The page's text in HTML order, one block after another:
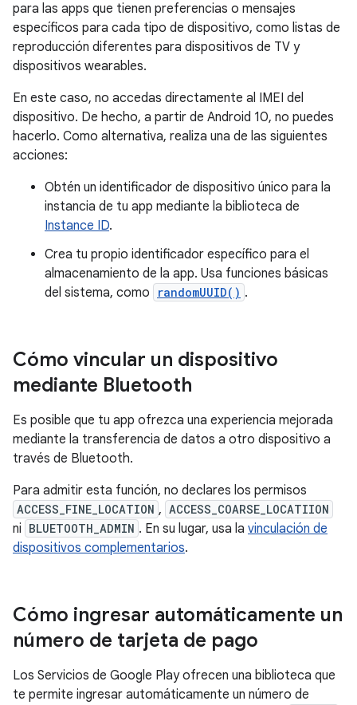
para las apps que tienen preferencias o mensajes
específicos para cada tipo de dispositivo, como listas de
reproducción diferentes para dispositivos de TV y
dispositivos wearables.
En este caso, no accedas directamente al IMEI del
dispositivo. De hecho, a partir de Android 10, no puedes
hacerlo. Como alternativa, realiza una de las siguientes
acciones:
Obtén un identificador de dispositivo único para la
instancia de tu app mediante la biblioteca de
Instance ID.
Crea tu propio identificador específico para el
almacenamiento de la app. Usa funciones básicas
del sistema, como
randomUUID() .
Cómo vincular un dispositivo
mediante Bluetooth
Es posible que tu app ofrezca una experiencia mejorada
mediante la transferencia de datos a otro dispositivo a
través de Bluetooth.
Para admitir esta función, no declares los permisos
ACCESS_FINE_LOCATION , ACCESS_COARSE_LOCATIION
ni BLUETOOTH_ADMIN . En su lugar, usa la vinculación de
dispositivos complementarios.
Cómo ingresar automáticamente un
número de tarjeta de pago
Los Servicios de Google Play ofrecen una biblioteca que
te permite ingresar automáticamente un número de